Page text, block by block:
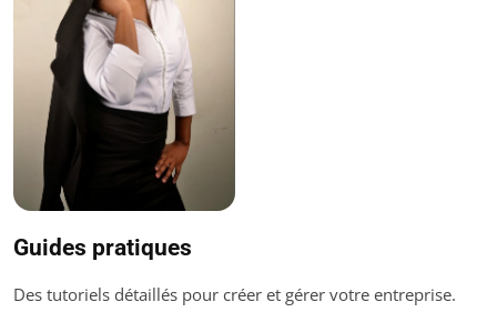
Guides pratiques
Des tutoriels détaillés pour créer et gérer votre entreprise.